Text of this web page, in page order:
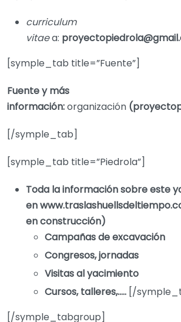
curriculum
vitaea:
[symple_tab title=”Fuente”]
Fuente y más
información:organización (
[/symple_tab]
[symple_tab title=”Piedrola”]
Toda la información sobre este
en
en construcción)
Campañas de excavación
Congresos, jornadas
Visitas al yacimiento
Cursos, talleres,….. [/
[/symple_tabgroup]